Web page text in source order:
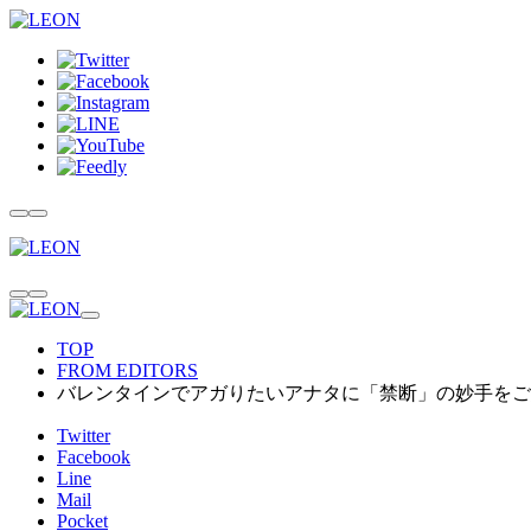
TOP
FROM EDITORS
バレンタインでアガりたいアナタに「禁断」の妙手を
Twitter
Facebook
Line
Mail
Pocket